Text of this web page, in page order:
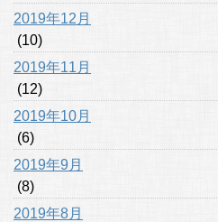
2019年12月
(10)
2019年11月
(12)
2019年10月
(6)
2019年9月
(8)
2019年8月